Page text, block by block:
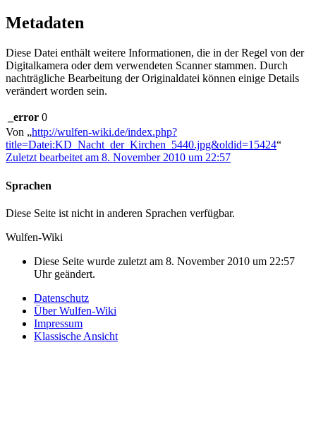
Metadaten
Diese Datei enthält weitere Informationen, die in der Regel von der
Digitalkamera oder dem verwendeten Scanner stammen. Durch
nachträgliche Bearbeitung der Originaldatei können einige Details
verändert worden sein.
_error 0
Von „http://wulfen-wiki.de/index.php?
title=Datei:KD_Nacht_der_Kirchen_5440.jpg&oldid=15424“
Zuletzt bearbeitet am 8. November 2010 um 22:57
Sprachen
Diese Seite ist nicht in anderen Sprachen verfügbar.
Wulfen-Wiki
Diese Seite wurde zuletzt am 8. November 2010 um 22:57
Uhr geändert.
Datenschutz
Über Wulfen-Wiki
Impressum
Klassische Ansicht